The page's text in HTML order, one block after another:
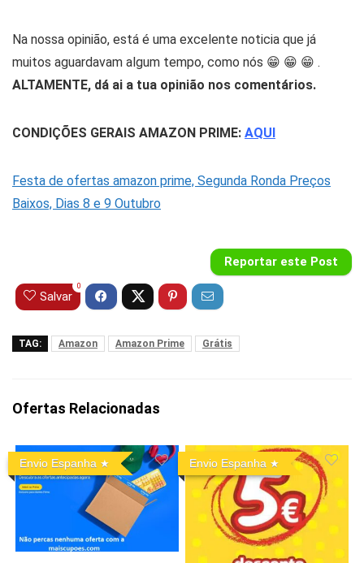
Na nossa opinião, está é uma excelente noticia que já
muitos aguardavam algum tempo, como nós 😁 😁 😁 .
ALTAMENTE, dá ai a tua opinião nos comentários.
CONDIÇÕES GERAIS AMAZON PRIME: AQUI
Festa de ofertas amazon prime, Segunda Ronda Preços
Baixos, Dias 8 e 9 Outubro
Reportar este Post
Salvar
0
TAG: Amazon Amazon Prime Grátis
Ofertas Relacionadas
Envio Espanha Envio Espanha